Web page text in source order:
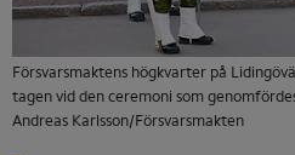
Försvarsmaktens högkvarter på
tagen vid den ceremoni som
Andreas Karlsson/Försvarsmakten